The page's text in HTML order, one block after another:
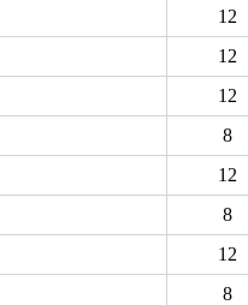
12
12
12
8
12
8
12
8